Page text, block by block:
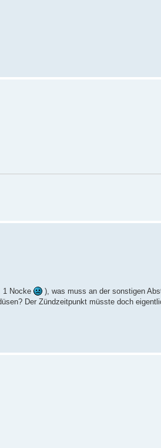
1 Nocke
), was muss an der sonstigen
Der Zündzeitpunkt müsste doch